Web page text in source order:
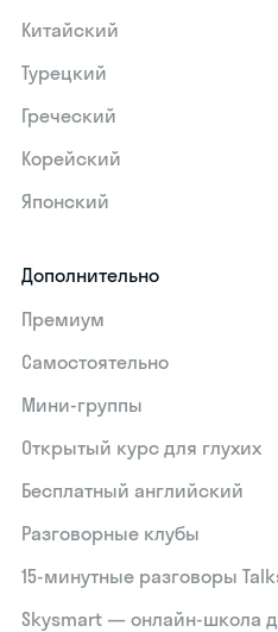
Китайский
Турецкий
Греческий
Корейский
Японский
Дополнительно
Премиум
Самостоятельно
Мини-группы
Открытый курс для глухих
Бесплатный английский
Разговорные клубы
15‑минутные разговоры
Skysmart — онлайн-школа